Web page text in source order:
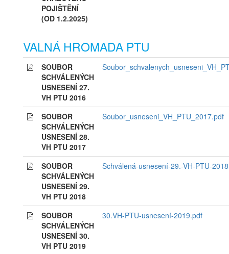
POJIŠTĚNÍ
(OD 1.2.2025)
VALNÁ HROMADA PTU
SOUBOR
SCHVÁLENÝCH
USNESENÍ 27.
VH PTU 2016
SOUBOR
SCHVÁLENÝCH
USNESENÍ 28.
VH PTU 2017
Soubor_usneseni_VH_PTU_2017.pdf
SOUBOR
SCHVÁLENÝCH
USNESENÍ 29.
VH PTU 2018
Schválená-usnesení-29.-VH-PTU-
SOUBOR
SCHVÁLENÝCH
USNESENÍ 30.
VH PTU 2019
30.VH-PTU-usnesení-2019.pdf